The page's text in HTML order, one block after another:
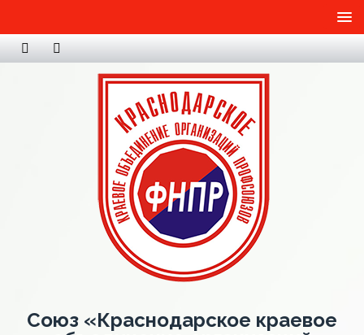
Союз «Краснодарское краевое